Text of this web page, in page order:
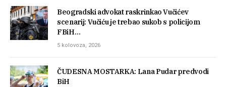
Beogradski advokat raskrinkao Vučićev
scenarij: Vučiću je trebao sukob s policijom
FBiH…
5 kolovoza, 2026
ČUDESNA MOSTARKA: Lana Pudar predvodi
BiH